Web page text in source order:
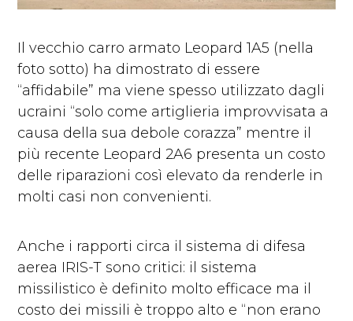
Il vecchio carro armato Leopard 1A5 (nella
foto sotto) ha dimostrato di essere
“affidabile” ma viene spesso utilizzato dagli
ucraini “solo come artiglieria improvvisata a
causa della sua debole corazza” mentre il
più recente Leopard 2A6 presenta un costo
delle riparazioni così elevato da renderle in
molti casi non convenienti.
Anche i rapporti circa il sistema di difesa
aerea IRIS-T sono critici: il sistema
missilistico è definito molto efficace ma il
costo dei missili è troppo alto e “non erano